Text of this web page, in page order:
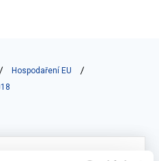
Hospodaření EU